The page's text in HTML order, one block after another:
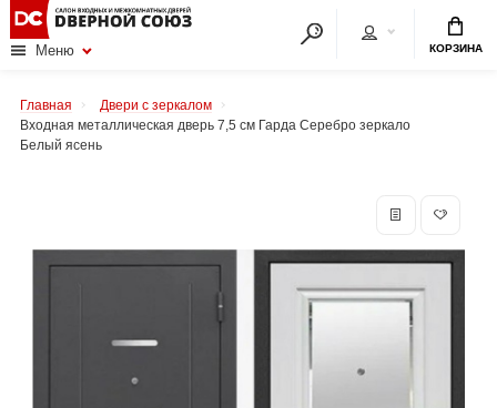
Меню КОРЗИНА
Главная
Двери с зеркалом
Входная металлическая дверь 7,5 см Гарда Серебро зеркало
Белый ясень